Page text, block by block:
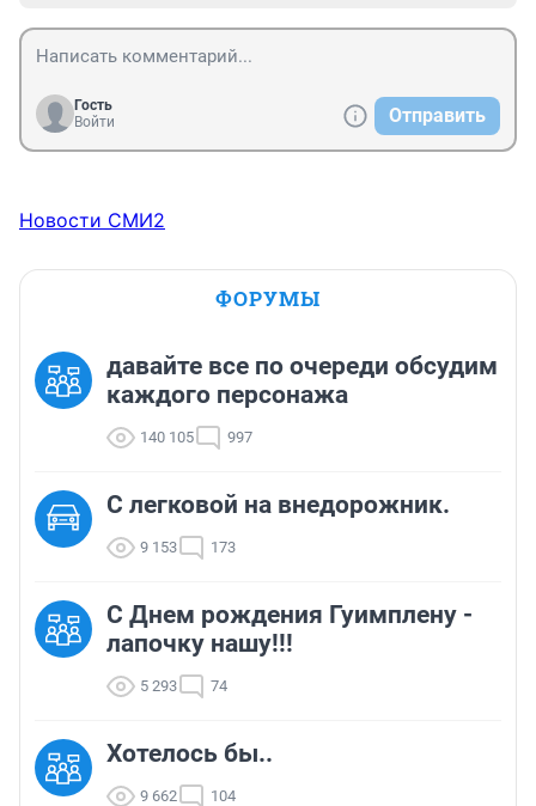
Гость
Войти
Отправить
Новости СМИ2
ФОРУМЫ
давайте все по очереди обсудим
каждого персонажа
140 105 997
C легковой на внедорожник.
9 153 173
С Днем рождения Гуимплену -
лапочку нашу!!!
5 293 74
Хотелось бы..
9 662 104